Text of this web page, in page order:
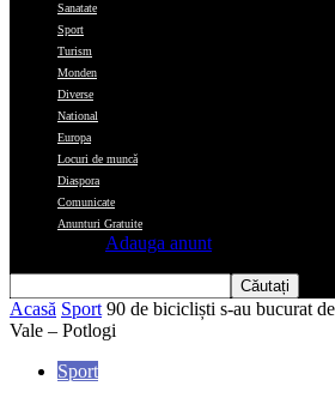
Sanatate
Sport
Turism
Monden
Diverse
National
Europa
Locuri de muncă
Diaspora
Comunicate
Anunturi Gratuite
Adauga anunt
Acasă Sport 90 de bicicliști s-au bucurat
Vale – Potlogi
Sport